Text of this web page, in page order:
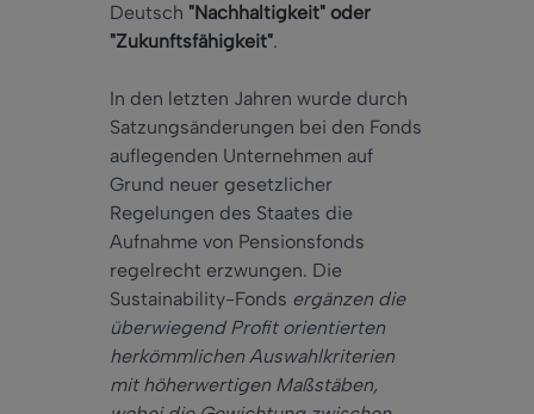
Deutsch "Nachhaltigkeit" oder
"Zukunftsfähigkeit".
In den letzten Jahren wurde durch
Satzungsänderungen bei den Fonds
auflegenden Unternehmen auf
Grund neuer gesetzlicher
Regelungen des Staates die
Aufnahme von Pensionsfonds
regelrecht erzwungen. Die
Sustainability-Fonds ergänzen die
überwiegend Profit orientierten
herkömmlichen Auswahlkriterien
mit höherwertigen Maßstäben,